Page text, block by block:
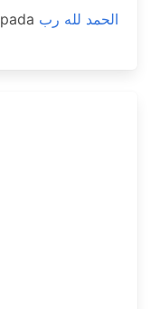
pada الحمد لله رب